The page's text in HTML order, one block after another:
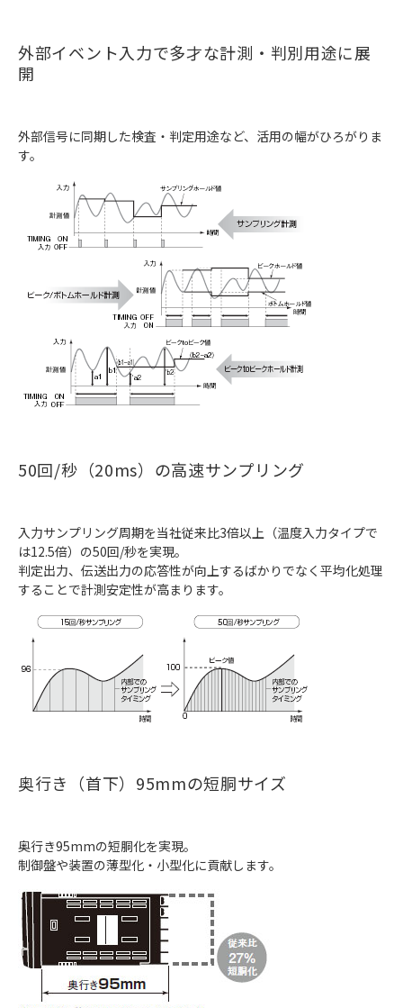
外部イベント入力で多才な計測・判別用途に展
開
外部信号に同期した検査・判定用途など、活用の幅がひろがりま
す。
50回/秒（20ms）の高速サンプリング
入力サンプリング周期を当社従来比3倍以上（温度入力タイプで
は12.5倍）の50回/秒を実現。
判定出力、伝送出力の応答性が向上するばかりでなく平均化処理
することで計測安定性が高まります。
奥行き（首下）95mmの短胴サイズ
奥行き95mmの短胴化を実現。
制御盤や装置の薄型化・小型化に貢献します。